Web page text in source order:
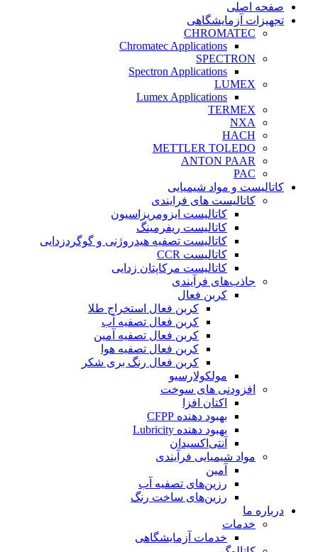
صفحه اصلی
تجهیزات آزمایشگاهی
CHROMATEC
Chromatec Applications
SPECTRON
Spectron Applications
LUMEX
Lumex Applications
TERMEX
NXA
HACH
METTLER TOLEDO
ANTON PAAR
PAC
کاتالیست و مواد شیمیایی
کاتالیست های فرایندی
کاتالیست ایزومریزاسیون
کاتالیست ریفرمینگ
کاتالیست تصفیه هیدروژنی و گوگردزدایی
کاتالیست CCR
کاتالیست مرکاپتان زدایی
جاذب‌های فرآیندی
کربن فعال
کربن فعال استخراج طلا
کربن فعال تصفیه آب
کربن فعال تصفیه آمین
کربن فعال تصفیه هوا
کربن فعال رنگ بری شکر
مولکولارسیو
افزودنی های سوخت
اکتان افزا
بهبود دهنده CFPP
بهبود دهنده Lubricity
آنتی‌اکسیدان
مواد شیمیایی فرآیندی
آمین
رزین‌های تصفیه آب
رزین‌های ساخت رنگ
درباره ما
خدمات
خدمات آزمایشگاهی